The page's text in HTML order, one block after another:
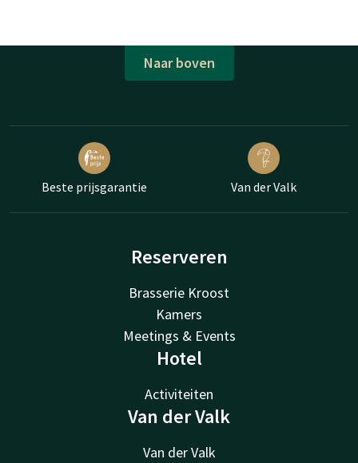
Naar boven
Beste prijsgarantie Van der Valk
Reserveren
Brasserie Kroost
Kamers
Meetings & Events
Hotel
Activiteiten
Van der Valk
Van der Valk